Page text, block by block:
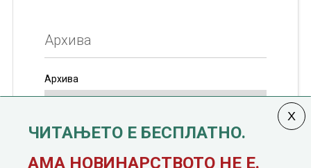
Архива
Архива
јануари, 1991 година
ЧИТАЊЕТО Е БЕСПЛАТНО.
АМА НОВИНАРСТВОТО НЕ Е.